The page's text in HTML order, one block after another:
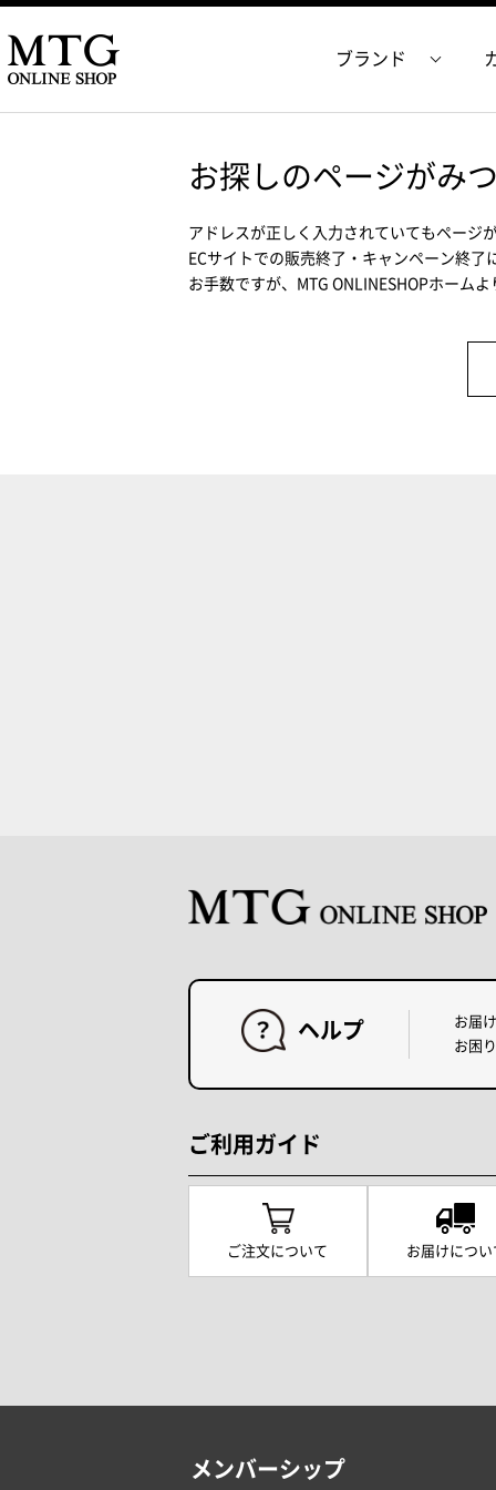
ブランド
お探しのページがみ
アドレスが正しく入力されていてもページ
ECサイトでの販売終了・キャンペーン終
お手数ですが、MTG ONLINESHOPホーム
ヘルプ
お届
お困
ご利用ガイド
ご注文について お届けについ
メンバーシップ